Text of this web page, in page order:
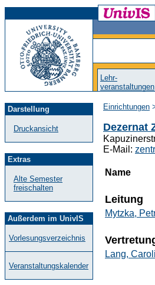
Lehr-
veranstaltungen
Darstellung
Druckansicht
Extras
Alte Semester
freischalten
Außerdem im UnivIS
Vorlesungsverzeichnis
Veranstaltungskalender
Einrichtungen
Dezernat
E-Mail:
Name
Leitung
Mytzka,
Lang,